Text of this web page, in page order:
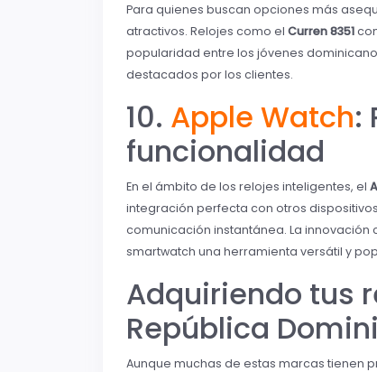
Para quienes buscan opciones más
atractivos. Relojes como el Curren 8351
popularidad entre los jóvenes
destacados por los clientes.
10. Apple Watch:
funcionalidad
En el ámbito de los relojes inteligentes, el
integración perfecta con otros
comunicación instantánea. La
smartwatch una herramienta versátil y
Adquiriendo tus
República
Aunque muchas de estas marcas tienen